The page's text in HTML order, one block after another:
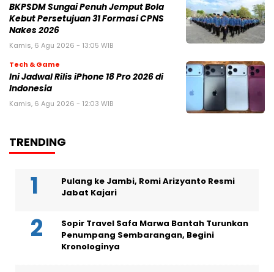
BKPSDM Sungai Penuh Jemput Bola
Kebut Persetujuan 31 Formasi CPNS
Nakes 2026
Kamis, 6 Agu 2026 - 13:05 WIB
Tech & Game
Ini Jadwal Rilis iPhone 18 Pro 2026 di
Indonesia
Kamis, 6 Agu 2026 - 12:03 WIB
TRENDING
Pulang ke Jambi, Romi Arizyanto Resmi
Jabat Kajari
Sopir Travel Safa Marwa Bantah Turunkan
Penumpang Sembarangan, Begini
Kronologinya